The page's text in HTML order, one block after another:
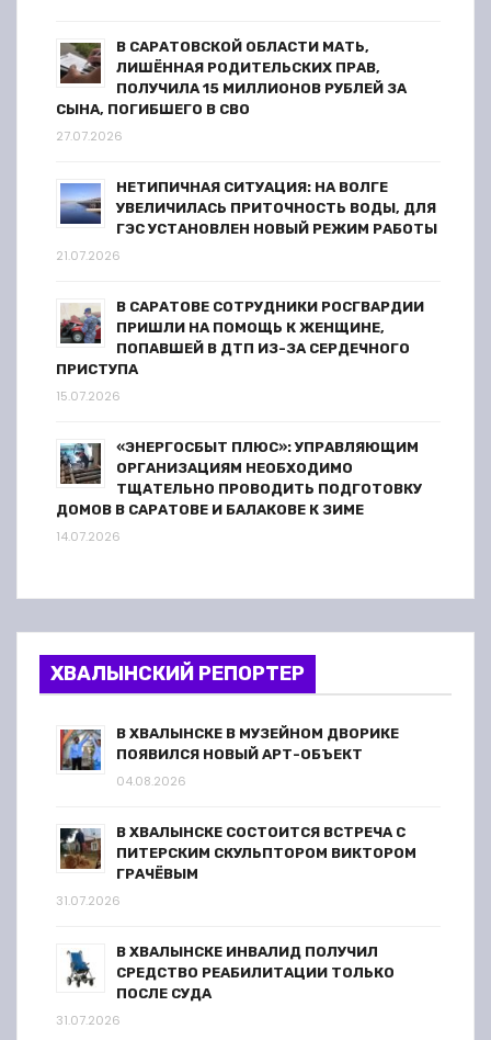
В САРАТОВСКОЙ ОБЛАСТИ МАТЬ,
ЛИШЁННАЯ РОДИТЕЛЬСКИХ ПРАВ,
ПОЛУЧИЛА 15 МИЛЛИОНОВ РУБЛЕЙ ЗА
СЫНА, ПОГИБШЕГО В СВО
27.07.2026
НЕТИПИЧНАЯ СИТУАЦИЯ: НА ВОЛГЕ
УВЕЛИЧИЛАСЬ ПРИТОЧНОСТЬ ВОДЫ, ДЛЯ
ГЭС УСТАНОВЛЕН НОВЫЙ РЕЖИМ РАБОТЫ
21.07.2026
В САРАТОВЕ СОТРУДНИКИ РОСГВАРДИИ
ПРИШЛИ НА ПОМОЩЬ К ЖЕНЩИНЕ,
ПОПАВШЕЙ В ДТП ИЗ-ЗА СЕРДЕЧНОГО
ПРИСТУПА
15.07.2026
«ЭНЕРГОСБЫТ ПЛЮС»: УПРАВЛЯЮЩИМ
ОРГАНИЗАЦИЯМ НЕОБХОДИМО
ТЩАТЕЛЬНО ПРОВОДИТЬ ПОДГОТОВКУ
ДОМОВ В САРАТОВЕ И БАЛАКОВЕ К ЗИМЕ
14.07.2026
ХВАЛЫНСКИЙ РЕПОРТЕР
В ХВАЛЫНСКЕ В МУЗЕЙНОМ ДВОРИКЕ
ПОЯВИЛСЯ НОВЫЙ АРТ-ОБЪЕКТ
04.08.2026
В ХВАЛЫНСКЕ СОСТОИТСЯ ВСТРЕЧА С
ПИТЕРСКИМ СКУЛЬПТОРОМ ВИКТОРОМ
ГРАЧЁВЫМ
31.07.2026
В ХВАЛЫНСКЕ ИНВАЛИД ПОЛУЧИЛ
СРЕДСТВО РЕАБИЛИТАЦИИ ТОЛЬКО
ПОСЛЕ СУДА
31.07.2026